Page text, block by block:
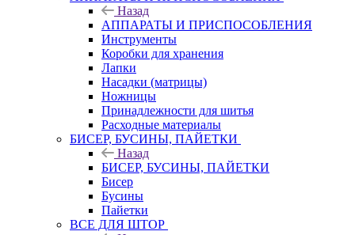
Назад
АППАРАТЫ И ПРИСПОСОБЛЕНИЯ
Инструменты
Коробки для хранения
Лапки
Насадки (матрицы)
Ножницы
Принадлежности для шитья
Расходные материалы
БИСЕР, БУСИНЫ, ПАЙЕТКИ
Назад
БИСЕР, БУСИНЫ, ПАЙЕТКИ
Бисер
Бусины
Пайетки
ВСЕ ДЛЯ ШТОР